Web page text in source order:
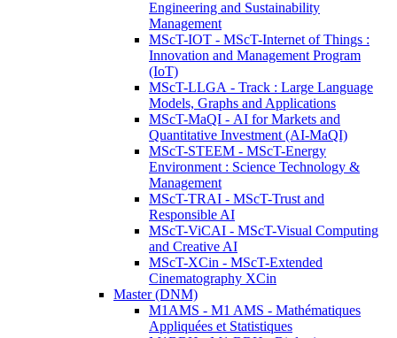
Engineering and Sustainability
Management
MScT-IOT - MScT-Internet of Things :
Innovation and Management Program
(IoT)
MScT-LLGA - Track : Large Language
Models, Graphs and Applications
MScT-MaQI - AI for Markets and
Quantitative Investment (AI-MaQI)
MScT-STEEM - MScT-Energy
Environment : Science Technology &
Management
MScT-TRAI - MScT-Trust and
Responsible AI
MScT-ViCAI - MScT-Visual Computing
and Creative AI
MScT-XCin - MScT-Extended
Cinematography XCin
Master (DNM)
M1AMS - M1 AMS - Mathématiques
Appliquées et Statistiques